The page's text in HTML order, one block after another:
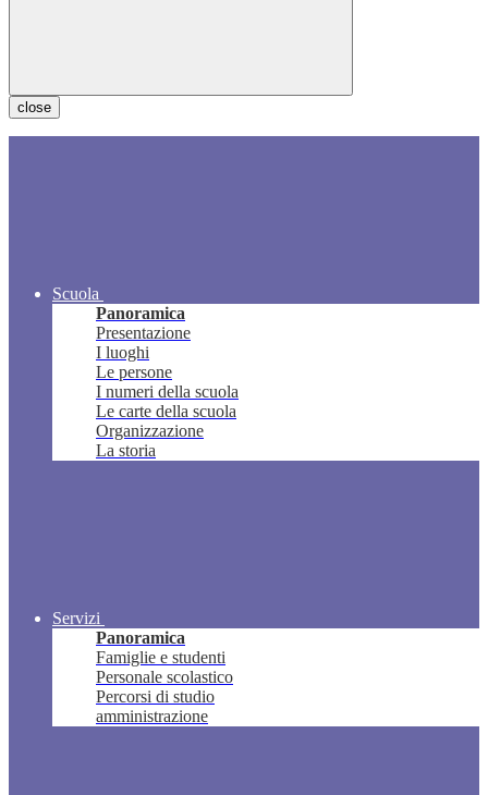
close
Scuola
Panoramica
Presentazione
I luoghi
Le persone
I numeri della scuola
Le carte della scuola
Organizzazione
La storia
Servizi
Panoramica
Famiglie e studenti
Personale scolastico
Percorsi di studio
amministrazione